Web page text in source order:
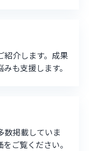
紹介します。成果
も支援します。
数掲載していま
ご覧ください。